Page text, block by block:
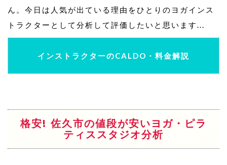
ん。今日は人気が出ている理由をひとりのヨガインス
トラクターとして分析して評価したいと思います...
インストラクターのCALDO・料金解説
格安! 佐久市の値段が安いヨガ・ピラ
ティススタジオ分析